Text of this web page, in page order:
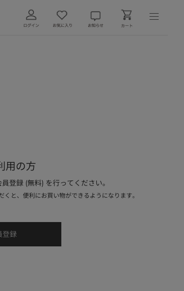
用の方
登録 (無料) を行ってください。
と、便利にお買い物ができるようになります。